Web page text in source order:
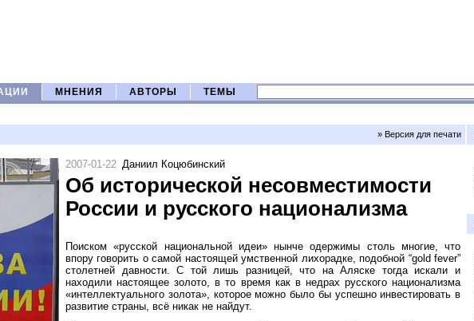
МНЕНИЯ АВТОРЫ ТЕМЫ
» Версия для печати
2007-01-22 Даниил Коцюбинский
Об исторической несовместимости
России и русского национализма
Поиском «русской национальной идеи» нынче одержимы столь многие, что
впору говорить о самой настоящей умственной лихорадке, подобной “gold fever”
столетней давности. С той лишь разницей, что на Аляске тогда искали и
находили настоящее золото, в то время как в недрах русского национализма
«интеллектуального золота», которое можно было бы успешно инвестировать в
развитие страны, всё никак не найдут.